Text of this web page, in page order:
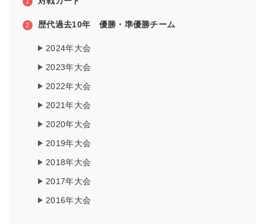
歴代過去10年 優勝・準優勝チーム
2024年大会
2023年大会
2022年大会
2021年大会
2020年大会
2019年大会
2018年大会
2017年大会
2016年大会